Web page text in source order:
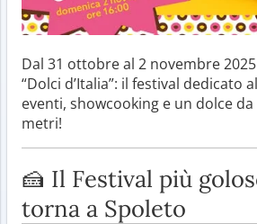
Dal 31 ottobre al 2 novembre
“Dolci d’Italia”: il festival dedicato
eventi, showcooking e un dolce
metri!
🍰 Il Festival più
torna a Spoleto